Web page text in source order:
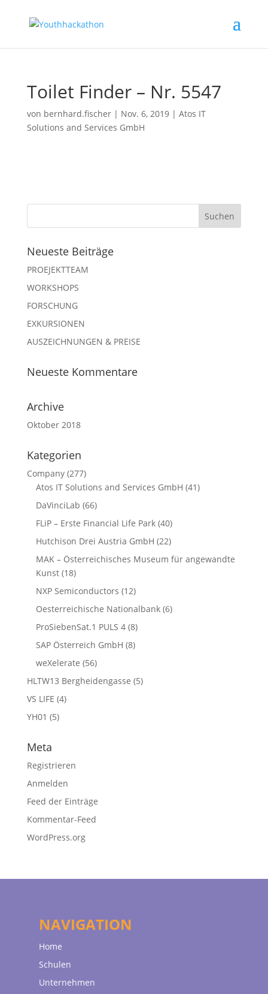
Toilet Finder – Nr. 5547
von bernhard.fischer| Nov. 6, 2019| Atos IT
Solutions and Services GmbH
Neueste Beiträge
PROEJEKTTEAM
WORKSHOPS
FORSCHUNG
EXKURSIONEN
AUSZEICHNUNGEN & PREISE
Neueste Kommentare
Archive
Oktober 2018
Kategorien
Company(277)
Atos IT Solutions and Services GmbH (41)
DaVinciLab (66)
FLiP – Erste Financial Life Park(40)
Hutchison Drei Austria GmbH (22)
MAK – Österreichisches Museum für angewandte
Kunst(18)
NXP Semiconductors (12)
Oesterreichische Nationalbank(6)
ProSiebenSat.1 PULS 4(8)
SAP Österreich GmbH (8)
weXelerate (56)
HLTW13 Bergheidengasse (5)
VS LIFE (4)
YH01 (5)
Meta
Registrieren
Anmelden
Feed der Einträge
Kommentar-Feed
WordPress.org
NAVIGATION
Home
Schulen
Unternehmen